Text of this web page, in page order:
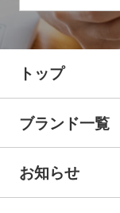
トップ
ブランド一覧
お知らせ